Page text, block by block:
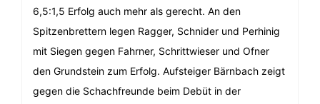
6,5:1,5 Erfolg auch mehr als gerecht. An den
Spitzenbrettern legen Ragger, Schnider und Perhinig
mit Siegen gegen Fahrner, Schrittwieser und Ofner
den Grundstein zum Erfolg. Aufsteiger Bärnbach zeigt
gegen die Schachfreunde beim Debüt in der